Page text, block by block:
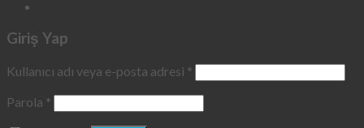
Giriş Yap
Kullanıcı adı veya e-posta adresi *
Parola *